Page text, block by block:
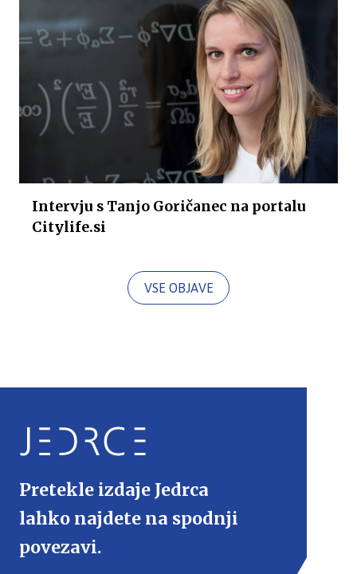
Intervju s Tanjo Goričanec na portalu
Citylife.si
VSE OBJAVE
Pretekle izdaje Jedrca
lahko najdete na spodnji
povezavi.